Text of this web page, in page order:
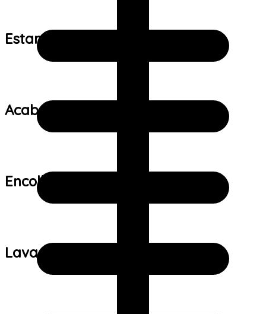
Estampa:
Acabamento:
Encolhimento:
Lavagem: